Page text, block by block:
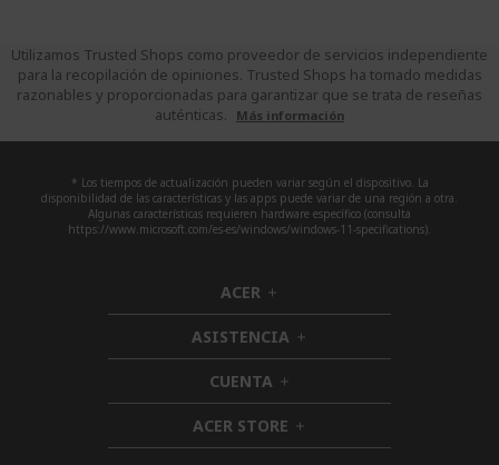
Utilizamos Trusted Shops como proveedor de servicios independiente
para la recopilación de opiniones. Trusted Shops ha tomado medidas
razonables y proporcionadas para garantizar que se trata de reseñas
auténticas.
Más información
* Los tiempos de actualización pueden variar según el dispositivo. La
disponibilidad de las características y las apps puede variar de una región a otra.
Algunas características requieren hardware específico (consulta
https://www.microsoft.com/es-es/windows/windows-11-specifications).
ACER h
i
d
d
e
n
ASISTENCIA h
i
d
e
n
CUENTA h
i
d
d
ACER STORE h
i